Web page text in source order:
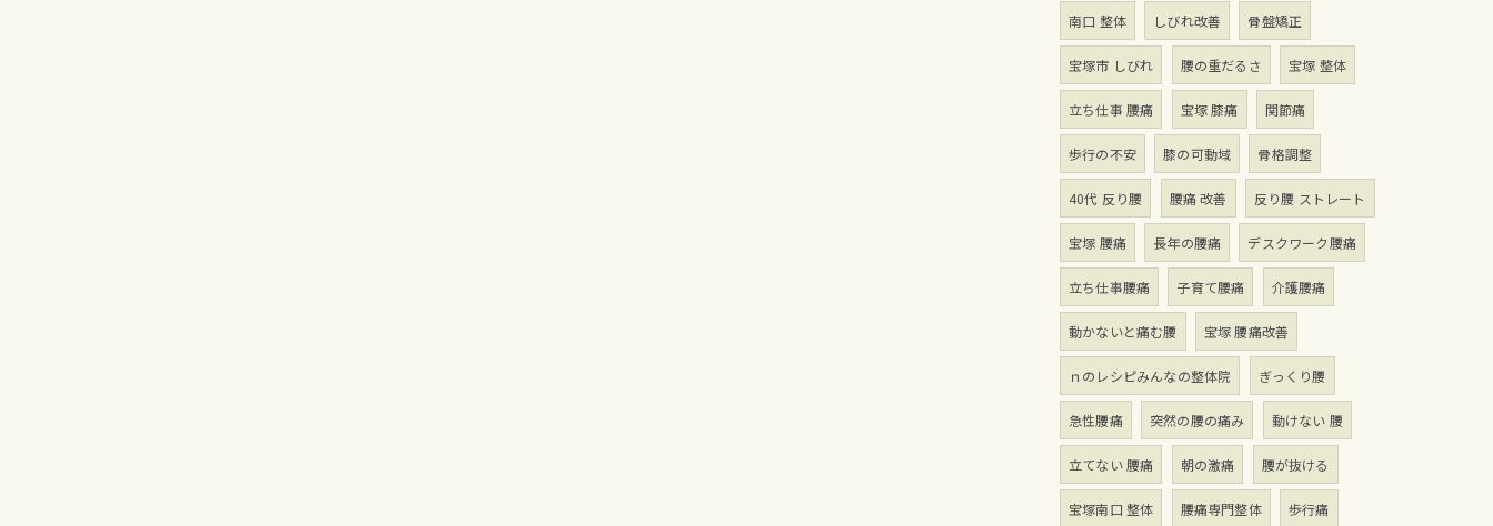
南口 整体 しびれ改善 骨盤矯正
宝塚市 しびれ 腰の重だるさ 宝塚 整体
立ち仕事 腰痛 宝塚 膝痛 関節痛
歩行の不安 膝の可動域 骨格調整
40代 反り腰 腰痛 改善 反り腰 ストレート
宝塚 腰痛 長年の腰痛 デスクワーク腰痛
立ち仕事腰痛 子育て腰痛 介護腰痛
動かないと痛む腰 宝塚 腰痛改善
ｎのレシピみんなの整体院 ぎっくり腰
急性腰痛 突然の腰の痛み 動けない 腰
立てない 腰痛 朝の激痛 腰が抜ける
宝塚南口 整体 腰痛専門整体 歩行痛